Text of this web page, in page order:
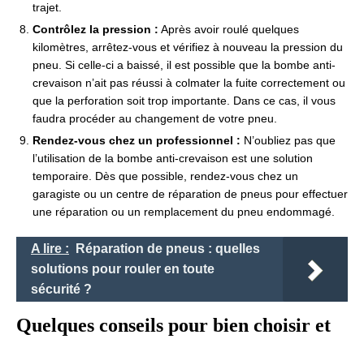
trajet.
Contrôlez la pression : Après avoir roulé quelques
kilomètres, arrêtez-vous et vérifiez à nouveau la pression du
pneu. Si celle-ci a baissé, il est possible que la bombe anti-
crevaison n’ait pas réussi à colmater la fuite correctement ou
que la perforation soit trop importante. Dans ce cas, il vous
faudra procéder au changement de votre pneu.
Rendez-vous chez un professionnel : N’oubliez pas que
l’utilisation de la bombe anti-crevaison est une solution
temporaire. Dès que possible, rendez-vous chez un
garagiste ou un centre de réparation de pneus pour effectuer
une réparation ou un remplacement du pneu endommagé.
A lire :
Réparation de pneus : quelles
solutions pour rouler en toute
sécurité ?
Quelques conseils pour bien choisir et